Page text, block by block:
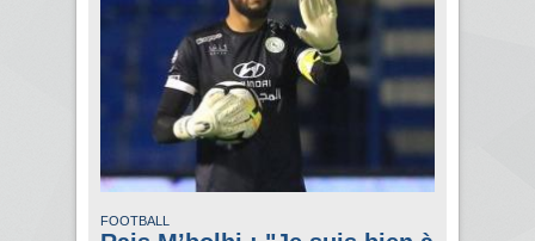
FOOTBALL